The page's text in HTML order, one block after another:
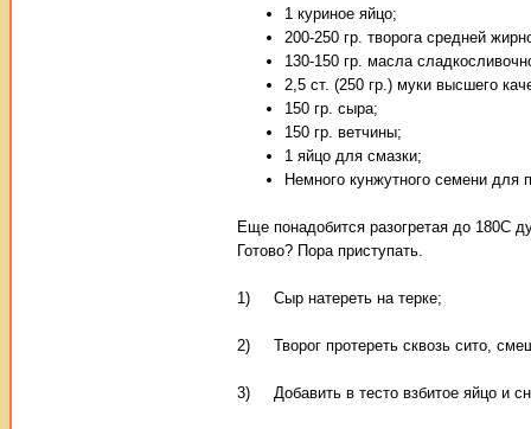
1 куриное яйцо;
200-250 гр. творога средней
130-150 гр. масла
2,5 ст. (250 гр.) муки высшего
150 гр. сыра;
150 гр. ветчины;
1 яйцо для смазки;
Немного кунжутного семени для
Еще понадобится разогретая до 180С
Готово? Пора приступать.
1) Сыр натереть на терке;
2) Творог протереть сквозь сито,
3) Добавить в тесто взбитое яйцо и